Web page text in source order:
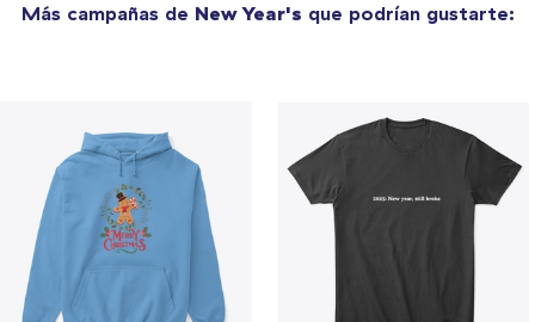
Más campañas de New Year's que podrían gustarte: